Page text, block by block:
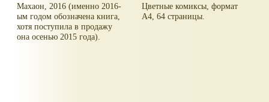
Махаон, 2016 (именно 2016-
ым годом обозначена книга,
хотя поступила в продажу
она осенью 2015 года).
Цветные комиксы, формат
А4, 64 страницы.